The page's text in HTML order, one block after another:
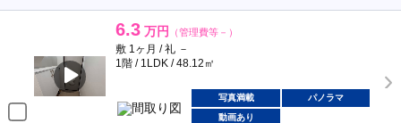
6.3 万円 （管理費等－）
敷 1ヶ月 / 礼 －
1階 / 1LDK / 48.12㎡
写真満載
パノラマ
動画あり